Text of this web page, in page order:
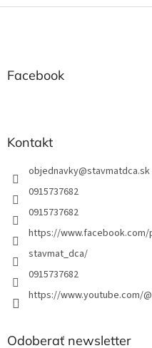
Z
Facebook
Kontakt
objednavky@stavmatdca.sk
0915737682
0915737682
https://www.facebook.com/
stavmat_dca/
0915737682
https://www.youtube.com/
Odoberať newsletter